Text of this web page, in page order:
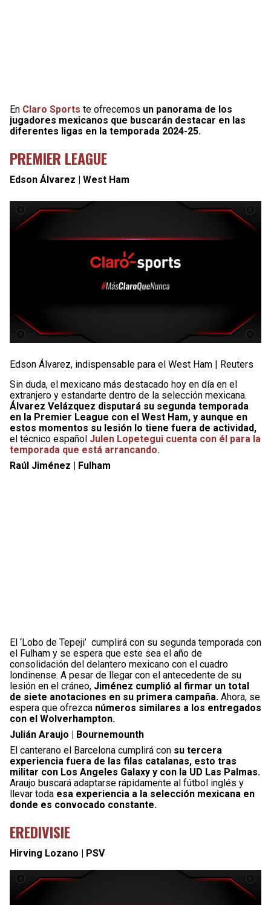
En Claro Sports te ofrecemos un panorama de los
jugadores mexicanos que buscarán destacar en las
diferentes ligas en la temporada 2024-25.
PREMIER LEAGUE
Edson Álvarez | West Ham
Edson Álvarez, indispensable para el West Ham | Reuters
Sin duda, el mexicano más destacado hoy en día en el
extranjero y estandarte dentro de la selección mexicana.
Álvarez Velázquez disputará su segunda temporada
en la Premier League con el West Ham, y aunque en
estos momentos su lesión lo tiene fuera de actividad,
el técnico español Julen Lopetegui cuenta con él para la
temporada que está arrancando.
Raúl Jiménez | Fulham
El ‘Lobo de Tepeji’ cumplirá con su segunda temporada con
el Fulham y se espera que este sea el año de
consolidación del delantero mexicano con el cuadro
londinense. A pesar de llegar con el antecedente de su
lesión en el cráneo, Jiménez cumplió al firmar un total
de siete anotaciones en su primera campaña. Ahora, se
espera que ofrezca números similares a los entregados
con el Wolverhampton.
Julián Araujo | Bournemounth
El canterano el Barcelona cumplirá con su tercera
experiencia fuera de las filas catalanas, esto tras
militar con Los Angeles Galaxy y con la UD Las Palmas.
Araujo buscará adaptarse rápidamente al fútbol inglés y
llevar toda esa experiencia a la selección mexicana en
donde es convocado constante.
EREDIVISIE
Hirving Lozano | PSV